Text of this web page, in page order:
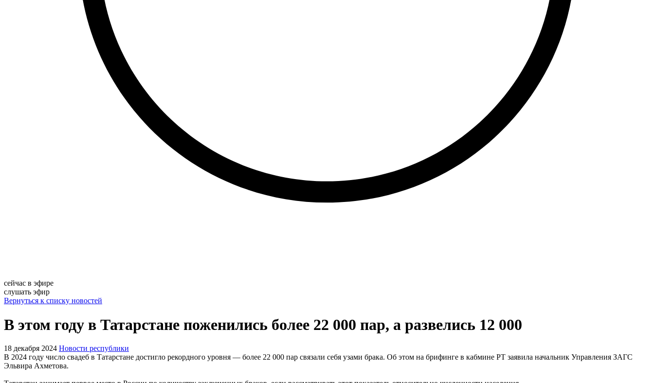
сейчас в эфире
слушать эфир
Вернуться к списку новостей
В этом году в Татарстане поженились более 22 000 пар, а развелись 12 000
18 декабря 2024 Новости республики
В 2024 году число свадеб в Татарстане достигло рекордного уровня — более 22 000 пар связали себя узами брака. Об этом на брифинге в кабмине РТ заявила начальник Управления ЗАГС
Эльвира Ахметова.